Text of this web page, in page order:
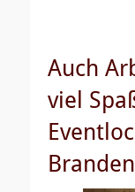
Auch
viel